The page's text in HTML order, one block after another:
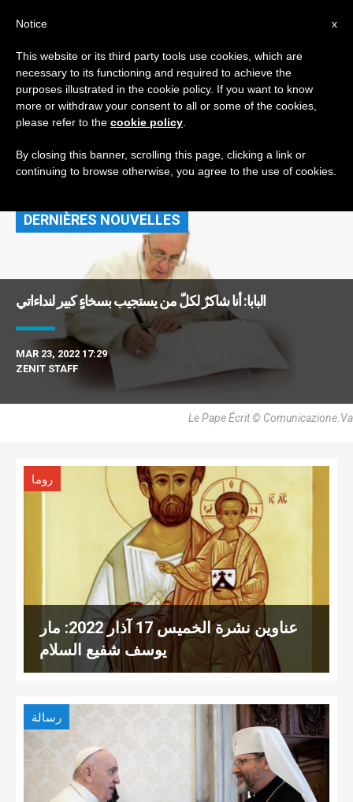
TAG
Posts Tagged ‘تكريس
لقلب مريم الطاهر’
DERNIÈRES NOUVELLES
البابا: أنا شاكرٌ لكلّ من يستجيب بسخاءٍ كبير لنداءاتي
MAR 23, 2022 17:29
ZENIT STAFF
Le Pape Écrit © Comunicazione.va
روما
عناوين نشرة الخميس 17 آذار 2022: مار
يوسف شفيع السلام
رسالة
x
Notice
This website or its third party tools use cookies, which are
necessary to its functioning and required to achieve the
purposes illustrated in the cookie policy. If you want to know
more or withdraw your consent to all or some of the cookies,
please refer to the cookie policy
By closing this banner, scrolling this page, clicking a link or
continuing to browse otherwise, you agree to the use of cookies.